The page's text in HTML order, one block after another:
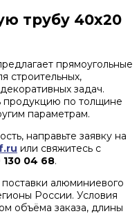
трубу 40х20
прямоугольные
строительных,
задач.
продукцию по толщине
параметрам.
направьте заявку на
или свяжитесь с
130 04 68.
алюминиевого
России. Условия
объёма заказа, длины